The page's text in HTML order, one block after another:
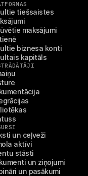
tiešsaistes
maksājumi
biznesa konti
kapitāls
un ceļveži
aktīvi
stāsti
un ziņojumi
un pasākumi